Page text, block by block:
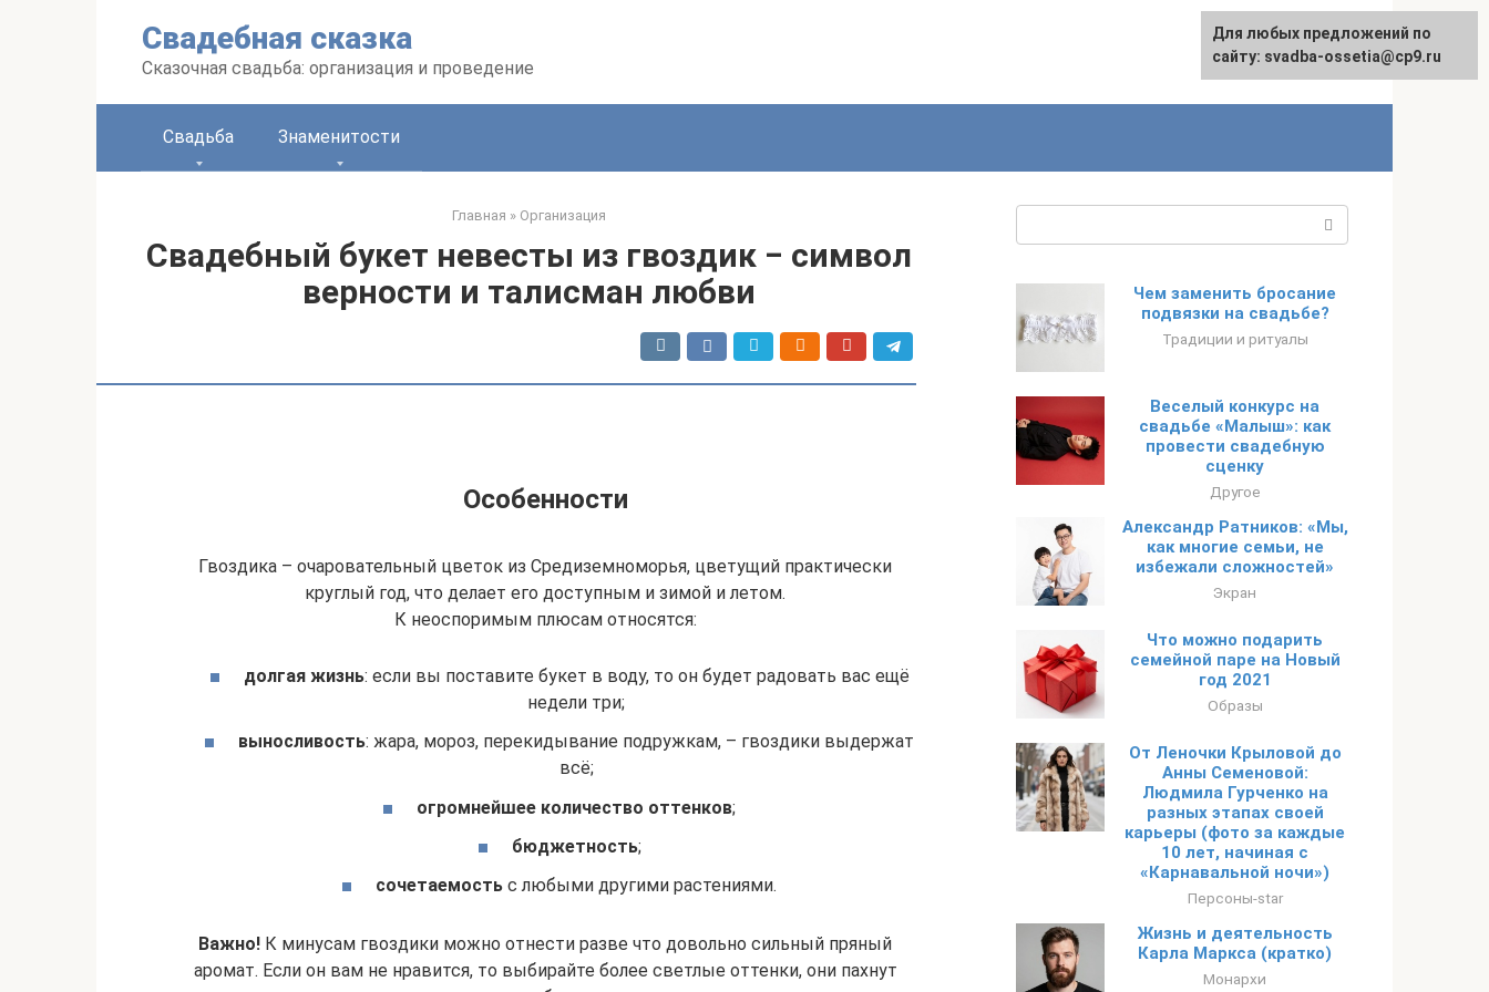
Свадебная сказка
Сказочная свадьба: организация и проведение
Свадьба Знаменитости
Главная » Организация
Свадебный букет невесты из гвоздик ‒ символ
верности и талисман любви
Особенности
Гвоздика – очаровательный цветок из Средиземноморья, цветущий практически
круглый год, что делает его доступным и зимой и летом.
К неоспоримым плюсам относятся:
долгая жизнь: если вы поставите букет в воду, то он будет радовать вас ещё
недели три;
выносливость: жара, мороз, перекидывание подружкам, – гвоздики выдержат
всё;
огромнейшее количество оттенков;
бюджетность;
сочетаемость с любыми другими растениями.
Важно! К минусам гвоздики можно отнести разве что довольно сильный пряный
аромат. Если он вам не нравится, то выбирайте более светлые оттенки, они пахнут
Чем заменить бросание
подвязки на свадьбе?
Традиции и ритуалы
Веселый конкурс на
свадьбе «Малыш»: как
провести свадебную
сценку
Другое
Александр Ратников: «Мы,
как многие семьи, не
избежали сложностей»
Экран
Что можно подарить
семейной паре на Новый
год 2021
Образы
От Леночки Крыловой до
Анны Семеновой:
Людмила Гурченко на
разных этапах своей
карьеры (фото за каждые
10 лет, начиная с
«Карнавальной ночи»)
Персоны-star
Жизнь и деятельность
Карла Маркса (кратко)
Монархи
Для любых предложений по
сайту: svadba-ossetia@cp9.ru